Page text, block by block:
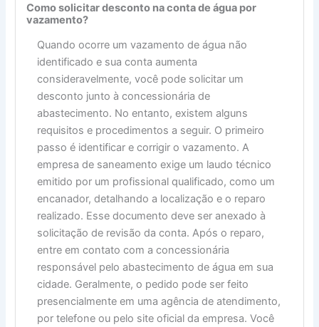
Como solicitar desconto na conta de água por
vazamento?
Quando ocorre um vazamento de água não
identificado e sua conta aumenta
consideravelmente, você pode solicitar um
desconto junto à concessionária de
abastecimento. No entanto, existem alguns
requisitos e procedimentos a seguir. O primeiro
passo é identificar e corrigir o vazamento. A
empresa de saneamento exige um laudo técnico
emitido por um profissional qualificado, como um
encanador, detalhando a localização e o reparo
realizado. Esse documento deve ser anexado à
solicitação de revisão da conta. Após o reparo,
entre em contato com a concessionária
responsável pelo abastecimento de água em sua
cidade. Geralmente, o pedido pode ser feito
presencialmente em uma agência de atendimento,
por telefone ou pelo site oficial da empresa. Você